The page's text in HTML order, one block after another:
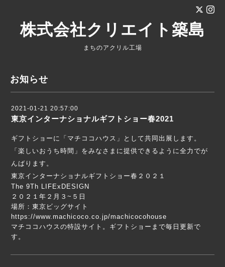
株式会社クリエイト築島
まちのアクリル工場
お知らせ
2021-01-21 20:57:00
東京インターナショナルギフトショー春2021
ギフトショーに「マチココハウス」として共同出展します。
「楽しいおうち時間」をみなさまに提供できるように全力でが
んばります。
東京インターナショナルギフトショー春２０２１
The 9Th LIFExDESIGN
２０２１年２月３~５日
場所：東京ビッグサイト
https://www.machicoco.co.jp/machicocohouse
マチココハウスの特設サイト。ギフトショーまで毎日更新で
す。